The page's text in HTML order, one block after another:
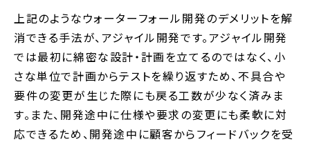
上記のようなウォーターフォール開発のデメリットを解
消できる手法が、アジャイル開発です。アジャイル開発
では最初に綿密な設計・計画を立てるのではなく、小
さな単位で計画からテストを繰り返すため、不具合や
要件の変更が生じた際にも戻る工数が少なく済みま
す。また、開発途中に仕様や要求の変更にも柔軟に対
応できるため、開発途中に顧客からフィードバックを受